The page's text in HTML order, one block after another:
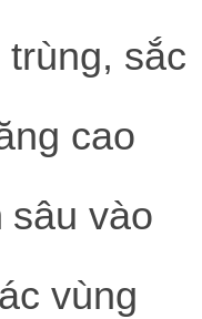
sắc
cao
sâu vào
vùng